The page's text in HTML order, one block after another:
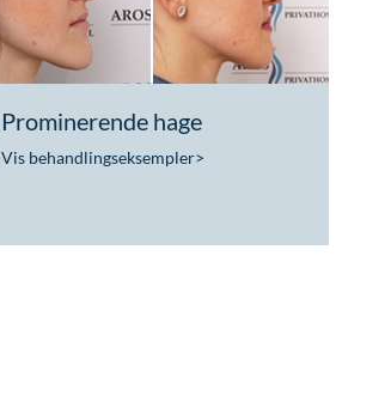
Prominerende hage
Vis behandlingseksempler>